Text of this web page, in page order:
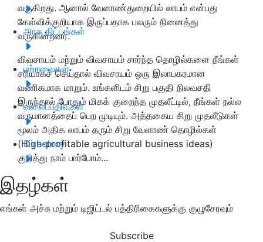
அரசு திட்டங்கள்
மற்றவைகள்
வலைப்பதிவுகள்
Directory
இதழ்கள்
எங்கள் அச்சு மற்றும் டிஜிட்டல் பத்திரிகைகளுக்கு குழுசேரவும்
Subscribe
வருகிறது. ஆனால் வேளாண்துறையில் லாபம் என்பது
கேள்விக்குறியாக இருப்பதாக பலரும் நினைத்து
வருகின்றனர்.
விவசாயம் மற்றும் விவசாயம் சார்ந்த தொழில்களை நீங்கள்
சரியாகச் செய்தால் விவசாயம் ஒரு இலாபகரமான
வணிகமாக மாறும். உங்களிடம் சிறு பகுதி நிலவசதி
இருந்தால் போதும் மிகக் குறைந்த முதலீட்டில், நீங்கள் நல்ல
வருமானத்தைப் பெற முடியும். அத்தகைய சிறு முதலீடுகள்
மூலம் அதிக லாபம் தரும் சிறு வேளாண் தொழில்கள்
(High-profitable agricultural business ideas)
குறித்து நாம் பார்போம்...